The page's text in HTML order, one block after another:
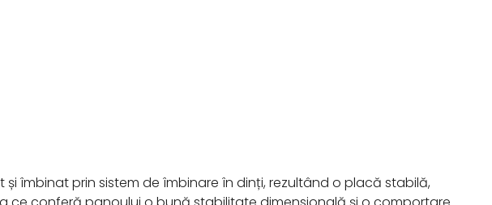
îmbinat prin sistem de îmbinare în dinți, rezultând o placă stabilă,